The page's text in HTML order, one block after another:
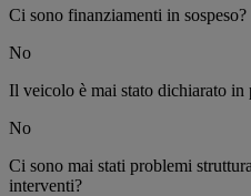
Ci sono finanziamenti in sospeso?
No
Il veicolo è mai stato dichiarato in
No
Ci sono mai stati problemi
interventi?